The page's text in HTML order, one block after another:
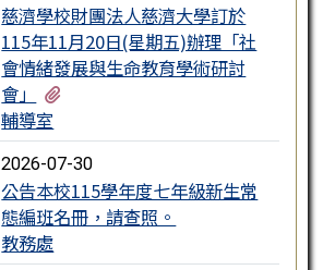
慈濟學校財團法人慈濟大學訂於
115年11月20日(星期五)辦理「社
會情緒發展與生命教育學術研討
會」
輔導室
2026-07-30
公告本校115學年度七年級新生常
態編班名冊，請查照。
教務處